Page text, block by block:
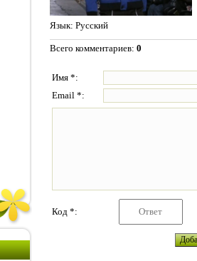
Язык: Русский
Всего комментариев: 0
Имя *:
Email *:
Код *: